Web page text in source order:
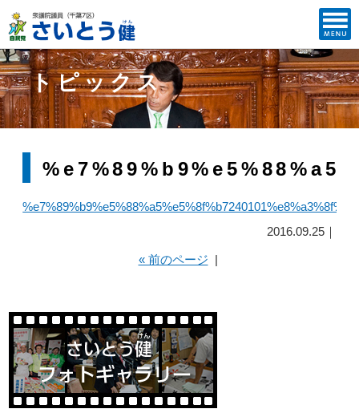
トピックス
2016.09.25｜
« 前のページ |